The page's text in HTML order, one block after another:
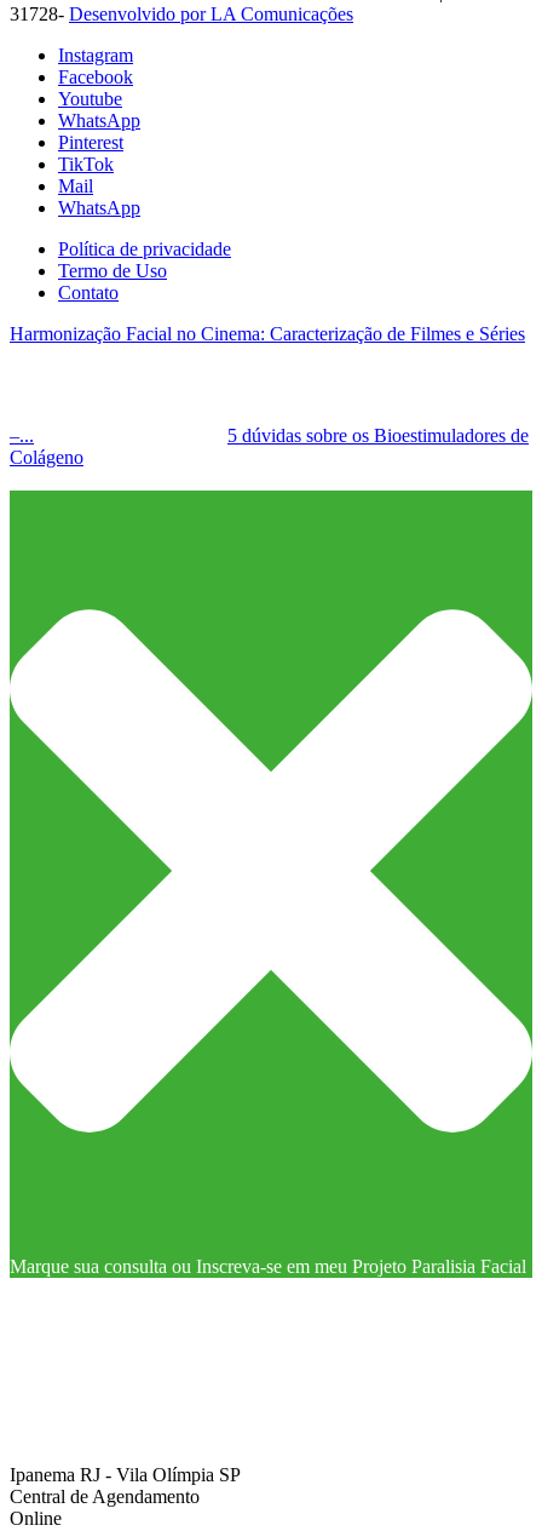
31728- Desenvolvido por LA Comunicações
Instagram
Facebook
Youtube
WhatsApp
Pinterest
TikTok
Mail
WhatsApp
Política de privacidade
Termo de Uso
Contato
Harmonização Facial no Cinema: Caracterização de Filmes e Séries
–...
5 dúvidas sobre os Bioestimuladores de
Colágeno
Marque sua consulta ou Inscreva-se em meu Projeto Paralisia Facial
Ipanema RJ - Vila Olímpia SP
Central de Agendamento
Online